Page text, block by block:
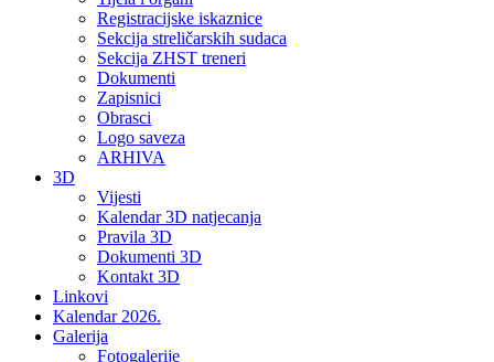
Registracijske iskaznice
Sekcija streličarskih sudaca
Sekcija ZHST treneri
Dokumenti
Zapisnici
Obrasci
Logo saveza
ARHIVA
3D
Vijesti
Kalendar 3D natjecanja
Pravila 3D
Dokumenti 3D
Kontakt 3D
Linkovi
Kalendar 2026.
Galerija
Fotogalerije